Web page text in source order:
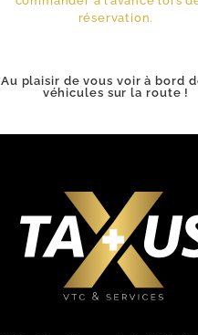
réservation.
Au plaisir de vous voir à bord
véhicules sur la route !